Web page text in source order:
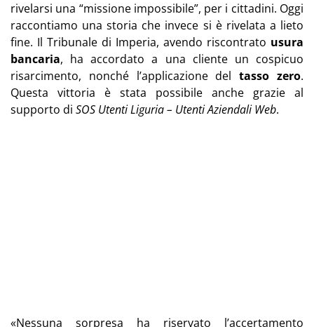
rivelarsi una “missione impossibile”, per i cittadini. Oggi
raccontiamo una storia che invece si è rivelata a lieto
fine. Il Tribunale di Imperia, avendo riscontrato usura
bancaria, ha accordato a una cliente un cospicuo
risarcimento, nonché l’applicazione deltasso zero.
Questa vittoria è stata possibile anche grazie al
supporto di SOS Utenti Liguria – Utenti Aziendali Web.
«Nessuna sorpresa ha riservato l’accertamento